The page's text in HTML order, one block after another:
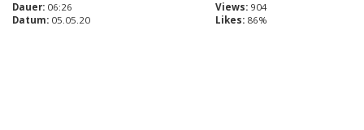
Dauer: 06:26 Views: 904
Datum: 05.05.20 Likes: 86%